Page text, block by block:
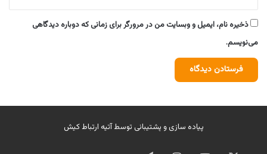
ذخیره نام، ایمیل و وبسایت من در مرورگر برای زمانی که دوباره دیدگاهی
می‌نویسم.
پیاده سازی و پشتیبانی توسطآتیه ارتباط کیش